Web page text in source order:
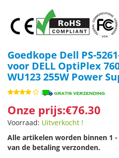
Goedkope Dell PS-
voor DELL OptiPlex
WU123 255W Power
Onze prijs:€76.30
Voorraad: Uitverkocht !
Alle artikelen worden binnen 1
van de betaling verzonden.